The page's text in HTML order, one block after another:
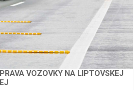
VOZOVKY NA LIPTOVSKEJ